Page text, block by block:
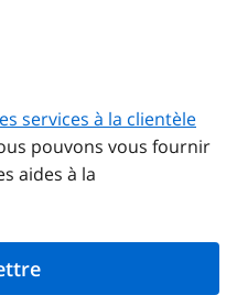
services à la clientèle
pouvons vous fournir
aides à la